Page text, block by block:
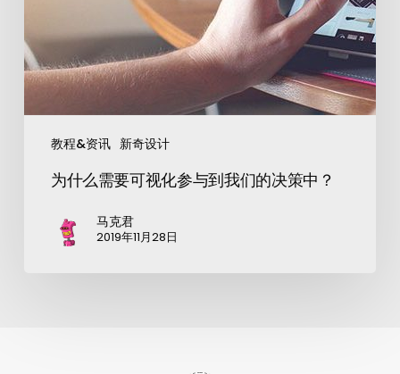
教程&资讯 新奇设计
为什么需要可视化参与到我们的决策中？
马克君
2019年11月28日